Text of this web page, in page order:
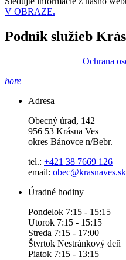
V OBRAZE.
Podnik služieb
Ochrana
hore
Adresa
Obecný úrad, 142
956 53 Krásna Ves
okres Bánovce n/Bebr.
tel.: +421 38 7669 126
email: obec@krasnaves.sk
Úradné hodiny
Pondelok 7:15 - 15:15
Utorok 7:15 - 15:15
Streda 7:15 - 17:00
Štvrtok Nestránkový deň
Piatok 7:15 - 13:15